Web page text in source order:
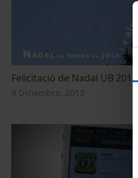
Felicitació de Nadal UB 2013
9 Diciembre, 2013